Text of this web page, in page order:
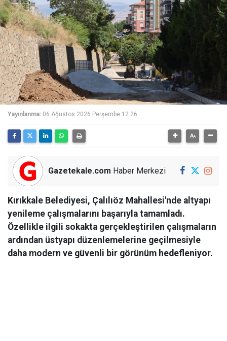
Yayınlanma: 06 Ağustos 2026 Perşembe 12:26
Gazetekale.com Haber Merkezi
Kırıkkale Belediyesi, Çalılıöz Mahallesi'nde altyapı
yenileme çalışmalarını başarıyla tamamladı.
Özellikle ilgili sokakta gerçekleştirilen çalışmaların
ardından üstyapı düzenlemelerine geçilmesiyle
daha modern ve güvenli bir görünüm hedefleniyor.